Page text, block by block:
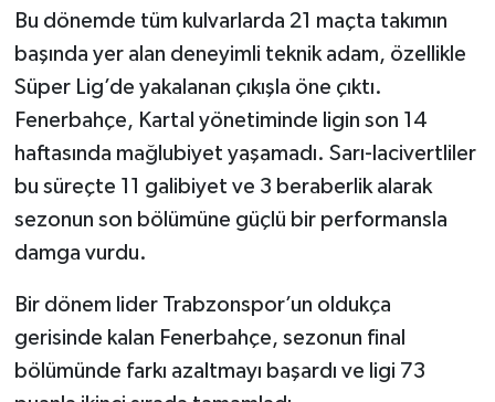
Bu dönemde tüm kulvarlarda 21 maçta takımın
başında yer alan deneyimli teknik adam, özellikle
Süper Lig’de yakalanan çıkışla öne çıktı.
Fenerbahçe, Kartal yönetiminde ligin son 14
haftasında mağlubiyet yaşamadı. Sarı-lacivertliler
bu süreçte 11 galibiyet ve 3 beraberlik alarak
sezonun son bölümüne güçlü bir performansla
damga vurdu.
Bir dönem lider Trabzonspor’un oldukça
gerisinde kalan Fenerbahçe, sezonun final
bölümünde farkı azaltmayı başardı ve ligi 73